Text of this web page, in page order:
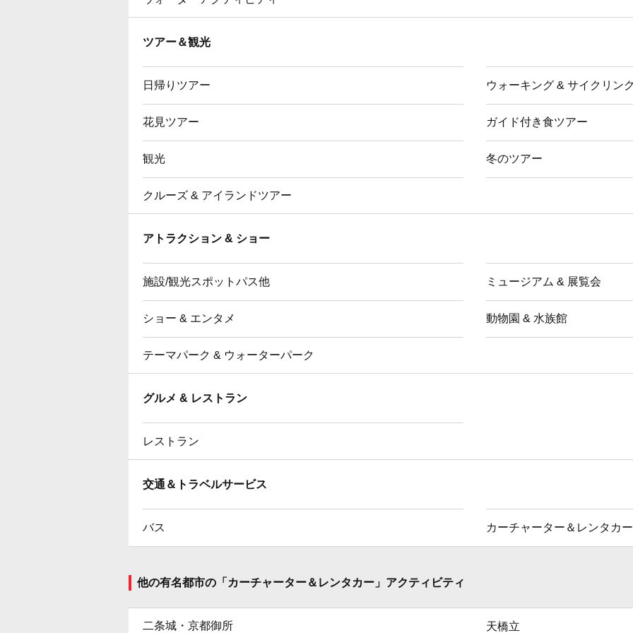
ツアー＆観光
日帰りツアー ウォーキング & サイクリン
花見ツアー ガイド付き食ツアー
観光 冬のツアー
クルーズ & アイランドツアー
アトラクション & ショー
施設/観光スポットパス他 ミュージアム & 展覧会
ショー & エンタメ 動物園 & 水族館
テーマパーク & ウォーターパーク
グルメ & レストラン
レストラン
交通＆トラベルサービス
バス カーチャーター＆レンタカー
他の有名都市の「カーチャーター＆レンタカー」アクティビティ
二条城・京都御所 天橋立